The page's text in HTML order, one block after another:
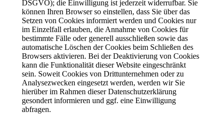
DSGVO); die Einwilligung ist jederzeit widerrufbar. Sie
können Ihren Browser so einstellen, dass Sie über das
Setzen von Cookies informiert werden und Cookies nur
im Einzelfall erlauben, die Annahme von Cookies für
bestimmte Fälle oder generell ausschließen sowie das
automatische Löschen der Cookies beim Schließen des
Browsers aktivieren. Bei der Deaktivierung von Cookies
kann die Funktionalität dieser Website eingeschränkt
sein. Soweit Cookies von Drittunternehmen oder zu
Analysezwecken eingesetzt werden, werden wir Sie
hierüber im Rahmen dieser Datenschutzerklärung
gesondert informieren und ggf. eine Einwilligung
abfragen.